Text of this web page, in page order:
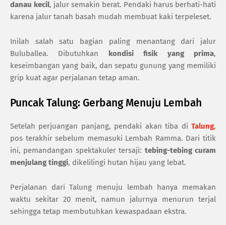
danau kecil, jalur semakin berat. Pendaki harus berhati-hati
karena jalur tanah basah mudah membuat kaki terpeleset.
Inilah salah satu bagian paling menantang dari jalur
Buluballea. Dibutuhkan kondisi fisik yang prima,
keseimbangan yang baik, dan sepatu gunung yang memiliki
grip kuat agar perjalanan tetap aman.
Puncak Talung: Gerbang Menuju Lembah
Setelah perjuangan panjang, pendaki akan tiba di Talung,
pos terakhir sebelum memasuki Lembah Ramma. Dari titik
ini, pemandangan spektakuler tersaji: tebing-tebing curam
menjulang tinggi, dikelilingi hutan hijau yang lebat.
Perjalanan dari Talung menuju lembah hanya memakan
waktu sekitar 20 menit, namun jalurnya menurun terjal
sehingga tetap membutuhkan kewaspadaan ekstra.